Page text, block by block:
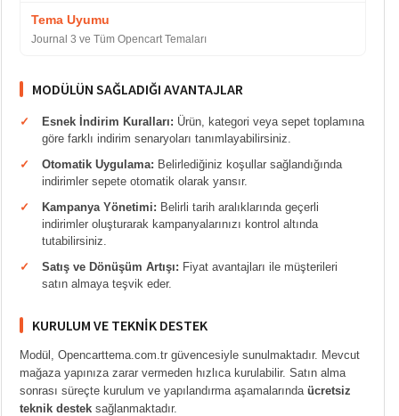
Tema Uyumu
Journal 3 ve Tüm Opencart Temaları
MODÜLÜN SAĞLADIĞI AVANTAJLAR
Esnek İndirim Kuralları: Ürün, kategori veya sepet toplamına
göre farklı indirim senaryoları tanımlayabilirsiniz.
Otomatik Uygulama: Belirlediğiniz koşullar sağlandığında
indirimler sepete otomatik olarak yansır.
Kampanya Yönetimi: Belirli tarih aralıklarında geçerli
indirimler oluşturarak kampanyalarınızı kontrol altında
tutabilirsiniz.
Satış ve Dönüşüm Artışı: Fiyat avantajları ile müşterileri
satın almaya teşvik eder.
KURULUM VE TEKNIK DESTEK
Modül, Opencarttema.com.tr güvencesiyle sunulmaktadır. Mevcut
mağaza yapınıza zarar vermeden hızlıca kurulabilir. Satın alma
sonrası süreçte kurulum ve yapılandırma aşamalarında ücretsiz
teknik destek sağlanmaktadır.